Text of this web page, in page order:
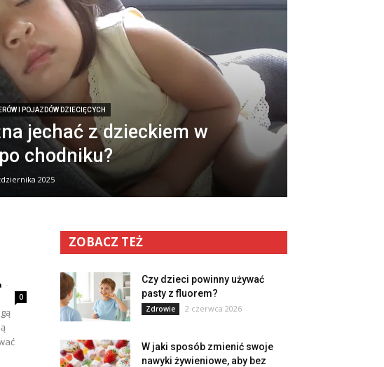
I POJAZDÓW DZIECIĘCYCH
jechać z dzieckiem w
chodniku?
2025
-
0
ZOBACZ TEŻ
Czy dzieci powinny używać
pasty z fluorem?
Zdrowie 2 czerwca 2026
W jaki sposób zmienić swoje
nawyki żywieniowe, aby bez